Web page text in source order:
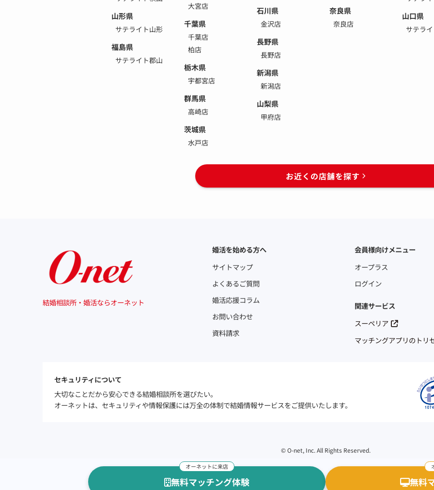
無料マッチング体験 無料
山形県
サテライト山形
福島県
サテライト郡山
大宮店
千葉県
千葉店
柏店
栃木県
宇都宮店
群馬県
高崎店
茨城県
水戸店
石川県
金沢店
長野県
長野店
新潟県
新潟店
山梨県
甲府店
奈良県
奈良店
山口県
サテラ
お近くの店舗を探す
結婚相談所・婚活ならオーネット
婚活を始める方へ
サイトマップ
よくあるご質問
婚活応援コラム
お問い合わせ
資料請求
会員様向けメニュー
オープラス
ログイン
関連サービス
スーペリア
マッチングアプリのトリ
セキュリティについて
大切なことだから安心できる結婚相談所を選びたい。
オーネットは、セキュリティや情報保護には万全の体制で結婚情報サービスをご提供いたします。
©O-net, Inc. All Rights Reserved.